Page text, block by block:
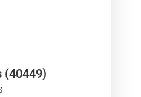
(40449)